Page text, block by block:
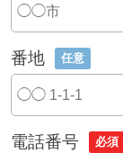
番地 任意
電話番号 必須